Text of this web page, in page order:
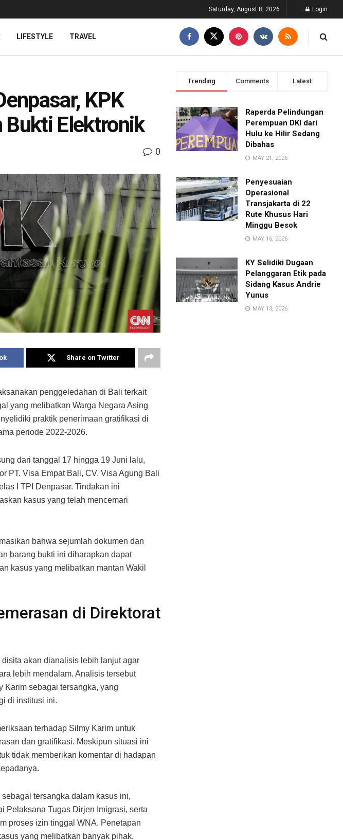
Saturday, August 8, 2026 Login
LIFESTYLE TRAVEL
KPK
Bukti Elektronik
0
Share on Twitter
penggeledahan di Bali terkait
yang melibatkan Warga Negara Asing
praktik penerimaan gratifikasi di
periode 2022-2026.
dari tanggal 17 hingga 19 Juni lalu,
PT. Visa Empat Bali, CV. Visa Agung Bali
I TPI Denpasar. Tindakan ini
kasus yang telah mencemari
bahwa sejumlah dokumen dan
barang bukti ini diharapkan dapat
kasus yang melibatkan mantan Wakil
di Direktorat
akan dianalisis lebih lanjut agar
lebih mendalam. Analisis tersebut
Karim sebagai tersangka, yang
di institusi ini.
terhadap Silmy Karim untuk
dan gratifikasi. Meskipun situasi ini
tidak memberikan komentar di hadapan
tersangka dalam kasus ini,
Pelaksana Tugas Dirjen Imigrasi, serta
proses izin tinggal WNA. Penetapan
yang melibatkan banyak pihak.
Trending Comments Latest
Raperda Pelindungan
Perempuan DKI dari
Hulu ke Hilir Sedang
Dibahas
MAY 21, 2026
Penyesuaian
Operasional
Transjakarta di 22
Rute Khusus Hari
Minggu Besok
MAY 16, 2026
KY Selidiki Dugaan
Pelanggaran Etik pada
Sidang Kasus Andrie
Yunus
MAY 13, 2026